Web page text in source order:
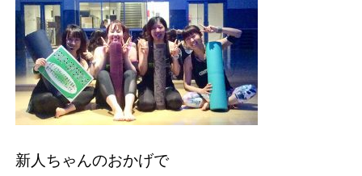
新人ちゃんのおかげで